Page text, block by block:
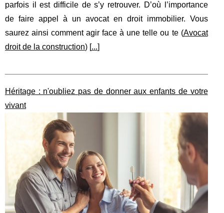
parfois il est difficile de s’y retrouver. D’où l’importance
de faire appel à un avocat en droit immobilier. Vous
saurez ainsi comment agir face à une telle ou te (Avocat
droit de la construction) [...]
Héritage : n'oubliez pas de donner aux enfants de votre
vivant